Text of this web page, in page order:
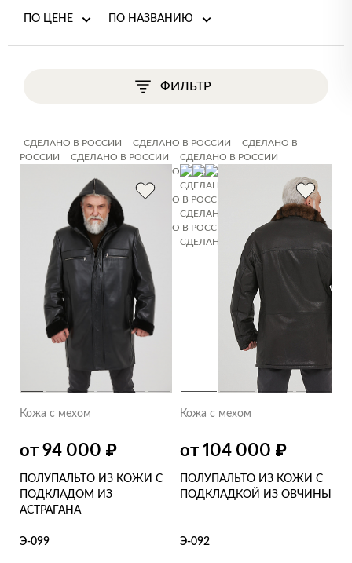
ПО ЦЕНЕ ПО НАЗВАНИЮ
ФИЛЬТР
СДЕЛАНО В РОССИИ СДЕЛАНО В РОССИИ
СДЕЛАНО В
РОССИИ
СДЕЛАНО В РОССИИ
СДЕЛАНО В РОССИИ
СДЕЛАНО В РОССИИ
СДЕЛАНО В РОССИИ
СДЕЛАНО В РОССИИ
СДЕЛАНО В РОССИИ
СДЕЛАНО В РОССИИ
СДЕЛАНО В
СДЕЛАНО В РОССИИ
СДЕЛАНО В РОССИИ
СДЕЛАНО В РОССИИ
СДЕЛАНО В РОССИИ
СДЕЛАНО В
РОССИИ
СДЕЛАНО В РОССИИ СДЕЛАНО В РОССИИ
Кожа с мехом
от 94 000 ₽
ПОЛУПАЛЬТО ИЗ КОЖИ С
ПОДКЛАДОМ ИЗ
АСТРАГАНА
Э-099
Кожа с мехом
от 104 000 ₽
ПОЛУПАЛЬТО ИЗ КОЖИ С
ПОДКЛАДКОЙ ИЗ ОВЧИНЫ
Э-092